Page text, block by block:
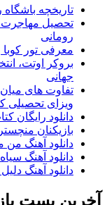
تاریخچه باشگاه
تحصیل مهاجرت
رومانی
معرفی تور
بروکر اوتت،
جهانی
تفاوت های میان
ویزای تحصیلی
دانلود رایگان
بازیکنان منچستر
دانلود آهنگ من
دانلود آهنگ
دانلود آهنگ
آخرین پست